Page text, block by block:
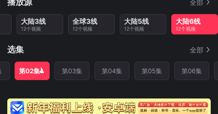
播放源 全部
大陆3线
12个视频
全球3线
12个视频
大陆5线
12个视频
大陆6线
12个视频
选集 全部
第02集 第03集 第04集 第05集 第06集